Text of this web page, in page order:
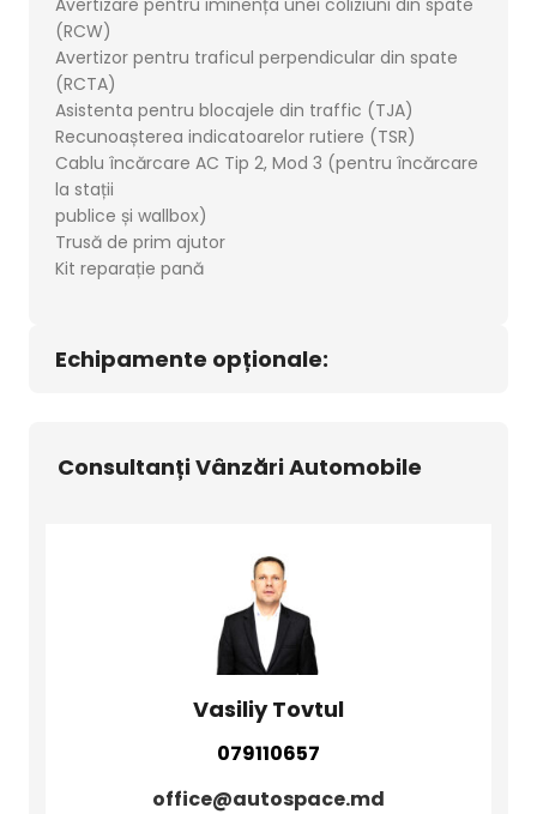
(RCW)
Avertizor pentru traficul perpendicular din spate
(RCTA)
Asistenta pentru blocajele din traffic (TJA)
Recunoașterea indicatoarelor rutiere (TSR)
Cablu încărcare AC Tip 2, Mod 3 (pentru încărcare
la stații
publice și wallbox)
Trusă de prim ajutor
Kit reparație pană
Echipamente opționale:
Consultanți Vânzări Automobile
Vasiliy Tovtul
079110657
office@autospace.md